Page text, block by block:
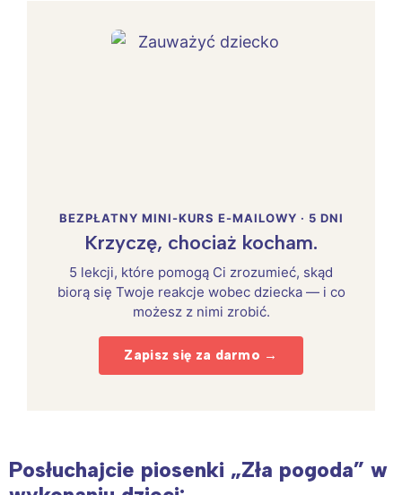
BEZPŁATNY MINI-KURS E-MAILOWY · 5 DNI
Krzyczę, chociaż kocham.
5 lekcji, które pomogą Ci zrozumieć, skąd
biorą się Twoje reakcje wobec dziecka — i co
możesz z nimi zrobić.
Zapisz się za darmo →
Posłuchajcie piosenki „Zła pogoda” w